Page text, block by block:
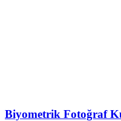
Biyometrik Fotoğraf